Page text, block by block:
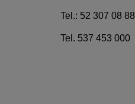
Tel.: 52 307 08 88
Tel. 537 453 000